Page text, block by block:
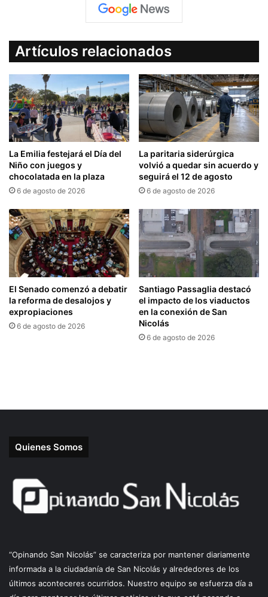
Quienes Somos
“Opinando San Nicolás” se caracteriza por mantener diariamente
informada a la ciudadanía de San Nicolás y alrededores de los
últimos aconteceres ocurridos. Nuestro equipo se esfuerza día a